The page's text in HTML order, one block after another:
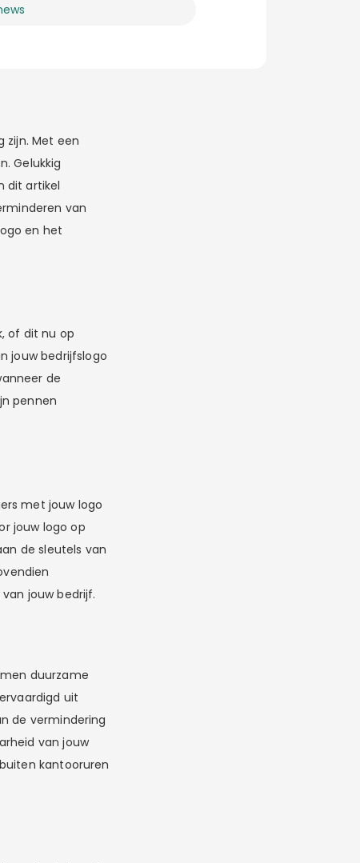
zijn. Met een
Gelukkig
dit artikel
van
en het
of dit nu op
jouw bedrijfslogo
de
pennen
met jouw logo
jouw logo op
de sleutels van
jouw bedrijf.
duurzame
uit
de vermindering
van jouw
kantooruren